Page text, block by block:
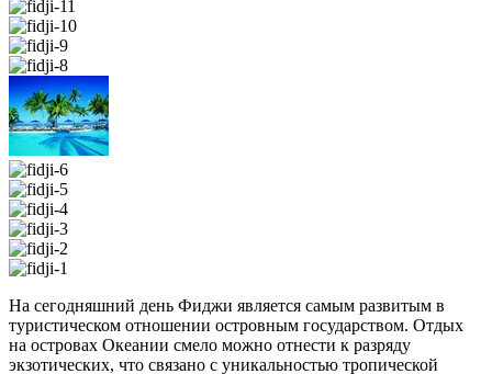
На сегодняшний день Фиджи является самым развитым в
туристическом отношении островным государством. Отдых
на островах Океании смело можно отнести к разряду
экзотических, что связано с уникальностью тропической